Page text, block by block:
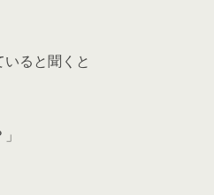
ると聞くと